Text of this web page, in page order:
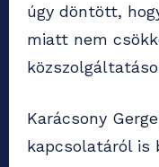
úgy döntött,
miatt nem
Karácsony
kapcsolatáról is